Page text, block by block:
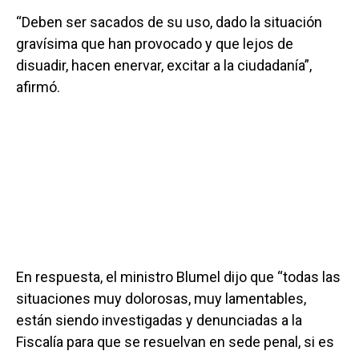
“Deben ser sacados de su uso, dado la situación
gravísima que han provocado y que lejos de
disuadir, hacen enervar, excitar a la ciudadanía”,
afirmó.
En respuesta, el ministro Blumel dijo que “todas las
situaciones muy dolorosas, muy lamentables,
están siendo investigadas y denunciadas a la
Fiscalía para que se resuelvan en sede penal, si es